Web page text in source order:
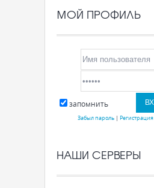
МОЙ ПРОФИЛЬ
запомнить
Забыл пароль| Регистрация
НАШИ СЕРВЕРЫ